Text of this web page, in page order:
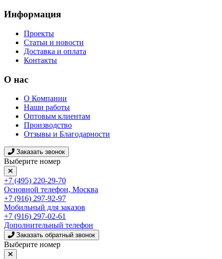
Информация
Проекты
Статьи и новости
Доставка и оплата
Контакты
О нас
О Компании
Наши работы
Оптовым клиентам
Производство
Отзывы и Благодарности
Заказать звонок
Выберите номер
+7 (495) 220-29-70
Основной телефон, Москва
+7 (916) 297-92-97
Мобильный для заказов
+7 (916) 297-02-61
Дополнительный телефон
Заказать обратный звонок
Выберите номер